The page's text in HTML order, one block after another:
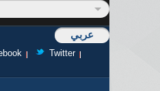
عربي
Twitter